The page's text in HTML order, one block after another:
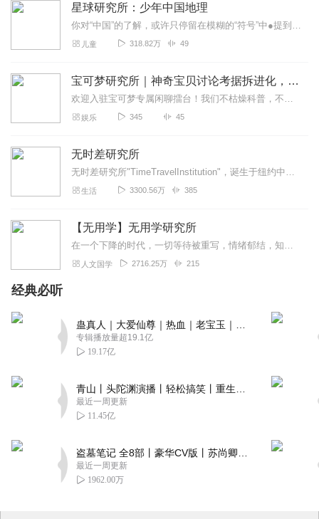
星球研究所：少年中国地理
你对“中国”的了解，或许只停留在模糊的“符号”中●提到甘肃，就是牛肉面●提到西安，就是兵马俑●提到成都，就是大熊猫你对许多耳熟能详的地名，或许只停留在只言片语的...
儿童 318.82万 49
宝可梦研究所｜神奇宝贝讨论考据拆进化，脑洞辩战力
欢迎入驻宝可梦专属闲聊擂台！我们不枯燥科普，不空谈对战！每期聚焦一只/一组宝可梦，拆解进化伏笔、深挖原型彩蛋、盘点冷门设定，再用脑洞大开畅想宝可梦世界观，用硬核...
娱乐 345 45
无时差研究所
无时差研究所"TimeTravelInstitution"，诞生于纽约中城的一间会议室，现在辗转落地到了北京，是一档连续更新超过四年的播客节目。节目以访谈的...
生活 3300.56万 385
【无用学】无用学研究所
在一个下降的时代，一切等待被重写，情绪郁结，知识的意义开始发生变化。剧烈的变化产生了中空，我们需要重新审视生活，寻找缝隙，说服自我。在当下太多的话需要被诉说，话...
人文国学 2716.25万 215
经典必听
专辑播放量超19.1亿
19.17亿
最近一周更新
11.45亿
最近一周更新
1962.00万